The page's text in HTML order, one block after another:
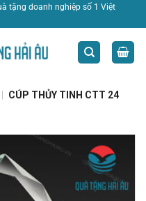
tặng doanh nghiệp số 1 Việt
CÚP THỦY TINH CTT 24